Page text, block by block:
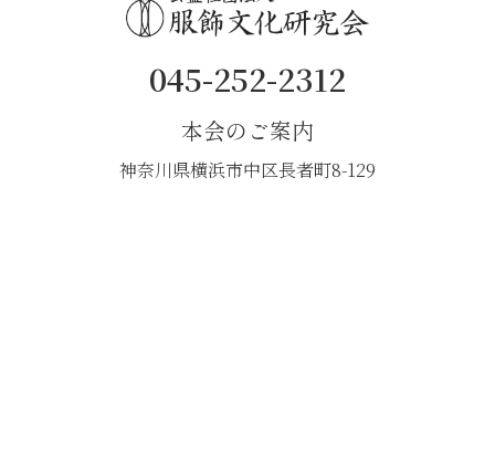
045-252-2312
本会のご案内
神奈川県横浜市中区長者町8-129